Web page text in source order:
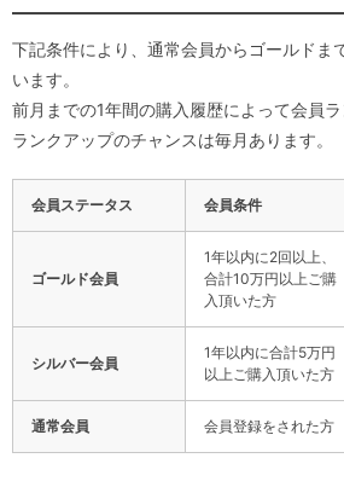
下記条件により、通常会員からゴールドま
います。
前月までの1年間の購入履歴によって会員ラ
ランクアップのチャンスは毎月あります。
会員ステータス 会員条件
ゴールド会員
1年以内に2回以上、
合計10万円以上ご購
入頂いた方
シルバー会員
1年以内に合計5万円
以上ご購入頂いた方
通常会員 会員登録をされた方